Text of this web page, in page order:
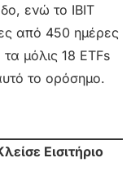
ενώ το IBIT
από 450 ημέρες
μόλις 18 ETFs
το ορόσημο.
Εισιτήριο